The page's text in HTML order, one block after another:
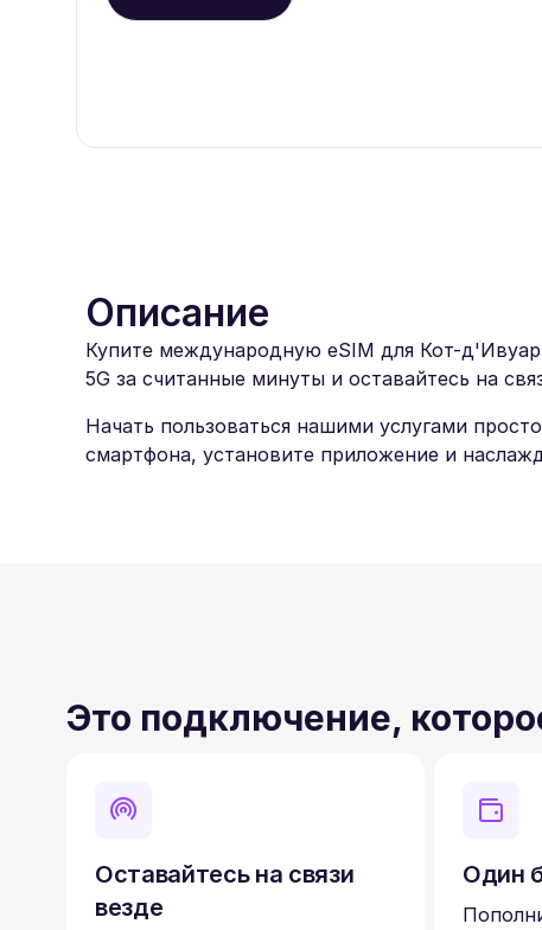
Описание
Купите международную eSIM для Кот-
5G за считанные минуты и оставайтесь на
Начать пользоваться нашими услугами
смартфона, установите приложение и
Это подключение,
Оставайтесь на связи
везде
Один